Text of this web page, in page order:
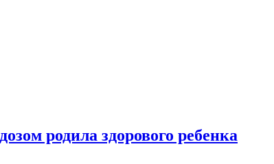
родила здорового ребенка